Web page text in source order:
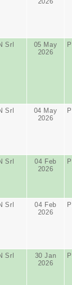
Srl
05 May
2026
Srl
04 May
2026
Srl
04 Feb
2026
Srl
04 Feb
2026
Srl
30 Jan
2026